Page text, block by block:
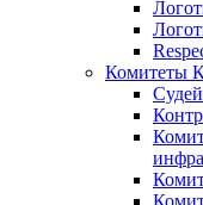
Комитеты